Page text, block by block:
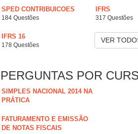
SPED CONTRIBUICOES
184 Questões
IFRS
317 Questões
IFRS 16
178 Questões
VER
PERGUNTAS POR
SIMPLES NACIONAL 2014 NA
PRÁTICA
FATURAMENTO E EMISSÃO
DE NOTAS FISCAIS